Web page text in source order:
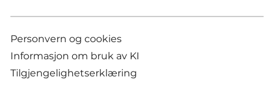
Personvern og cookies
Informasjon om bruk av KI
Tilgjengelighetserklæring